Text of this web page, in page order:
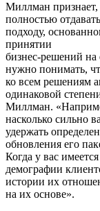
Миллман
полностью
подходу,
принятии
бизнес-решений на
нужно понимать,
ко всем решениям
одинаковой
Миллман.
насколько сильно
удержать
обновления его
Когда у вас
демографии
истории их
на их основе».